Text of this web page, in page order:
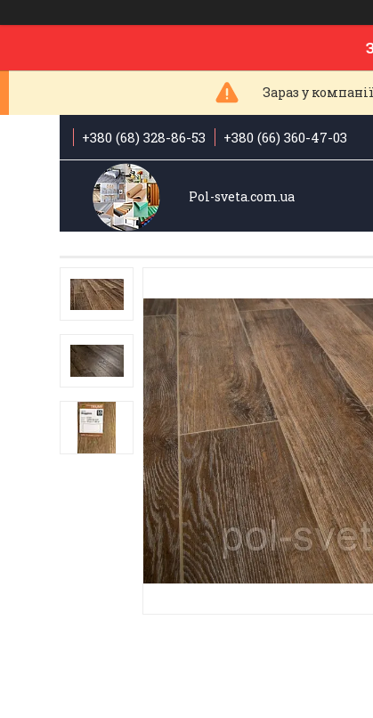
Зараз у
+380 (68) 328-86-53 +380 (66) 360-47-03
Pol-sveta.com.ua